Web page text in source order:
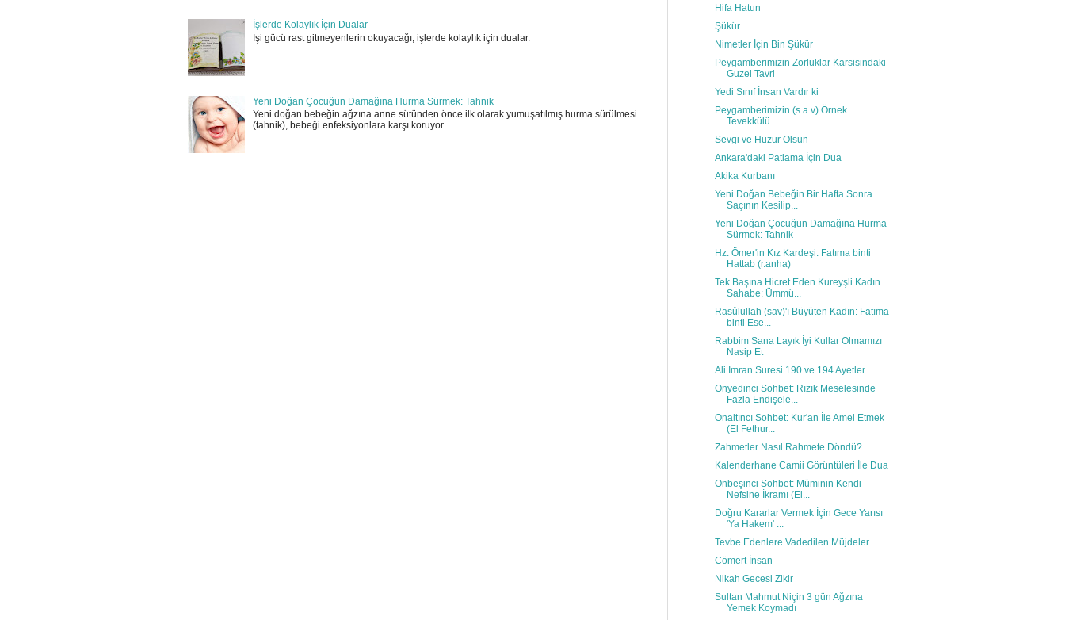
İşlerde Kolaylık İçin Dualar
İşi gücü rast gitmeyenlerin okuyacağı, işlerde kolaylık için dualar.
Yeni Doğan Çocuğun Damağına Hurma Sürmek: Tahnik
Yeni doğan bebeğin ağzına anne sütünden önce ilk olarak yumuşatılmış hurma sürülmesi
(tahnik), bebeği enfeksiyonlara karşı koruyor.
Hifa Hatun
Şükür
Nimetler İçin Bin Şükür
Peygamberimizin Zorluklar Karsisindaki
Guzel Tavri
Yedi Sınıf İnsan Vardır ki
Peygamberimizin (s.a.v) Örnek
Tevekkülü
Sevgi ve Huzur Olsun
Ankara'daki Patlama İçin Dua
Akika Kurbanı
Yeni Doğan Bebeğin Bir Hafta Sonra
Saçının Kesilip...
Yeni Doğan Çocuğun Damağına Hurma
Sürmek: Tahnik
Hz. Ömer'in Kız Kardeşi: Fatıma binti
Hattab (r.anha)
Tek Başına Hicret Eden Kureyşli Kadın
Sahabe: Ümmü...
Rasûlullah (sav)'ı Büyüten Kadın: Fatıma
binti Ese...
Rabbim Sana Layık İyi Kullar Olmamızı
Nasip Et
Ali İmran Suresi 190 ve 194 Ayetler
Onyedinci Sohbet: Rızık Meselesinde
Fazla Endişele...
Onaltıncı Sohbet: Kur'an İle Amel Etmek
(El Fethur...
Zahmetler Nasıl Rahmete Döndü?
Kalenderhane Camii Görüntüleri İle Dua
Onbeşinci Sohbet: Müminin Kendi
Nefsine İkramı (El...
Doğru Kararlar Vermek İçin Gece Yarısı
'Ya Hakem' ...
Tevbe Edenlere Vadedilen Müjdeler
Cömert İnsan
Nikah Gecesi Zikir
Sultan Mahmut Niçin 3 gün Ağzına
Yemek Koymadı